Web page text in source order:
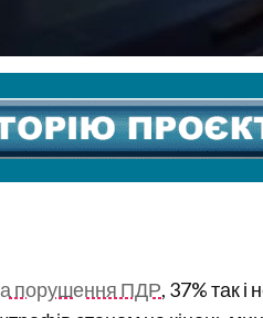
порушення ПДР, 37% так і